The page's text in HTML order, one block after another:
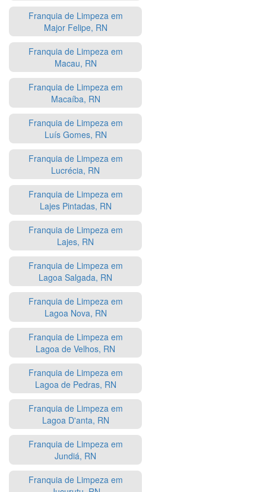
Franquia de Limpeza em
Major Felipe, RN
Franquia de Limpeza em
Macau, RN
Franquia de Limpeza em
Macaíba, RN
Franquia de Limpeza em
Luís Gomes, RN
Franquia de Limpeza em
Lucrécia, RN
Franquia de Limpeza em
Lajes Pintadas, RN
Franquia de Limpeza em
Lajes, RN
Franquia de Limpeza em
Lagoa Salgada, RN
Franquia de Limpeza em
Lagoa Nova, RN
Franquia de Limpeza em
Lagoa de Velhos, RN
Franquia de Limpeza em
Lagoa de Pedras, RN
Franquia de Limpeza em
Lagoa D'anta, RN
Franquia de Limpeza em
Jundiá, RN
Franquia de Limpeza em